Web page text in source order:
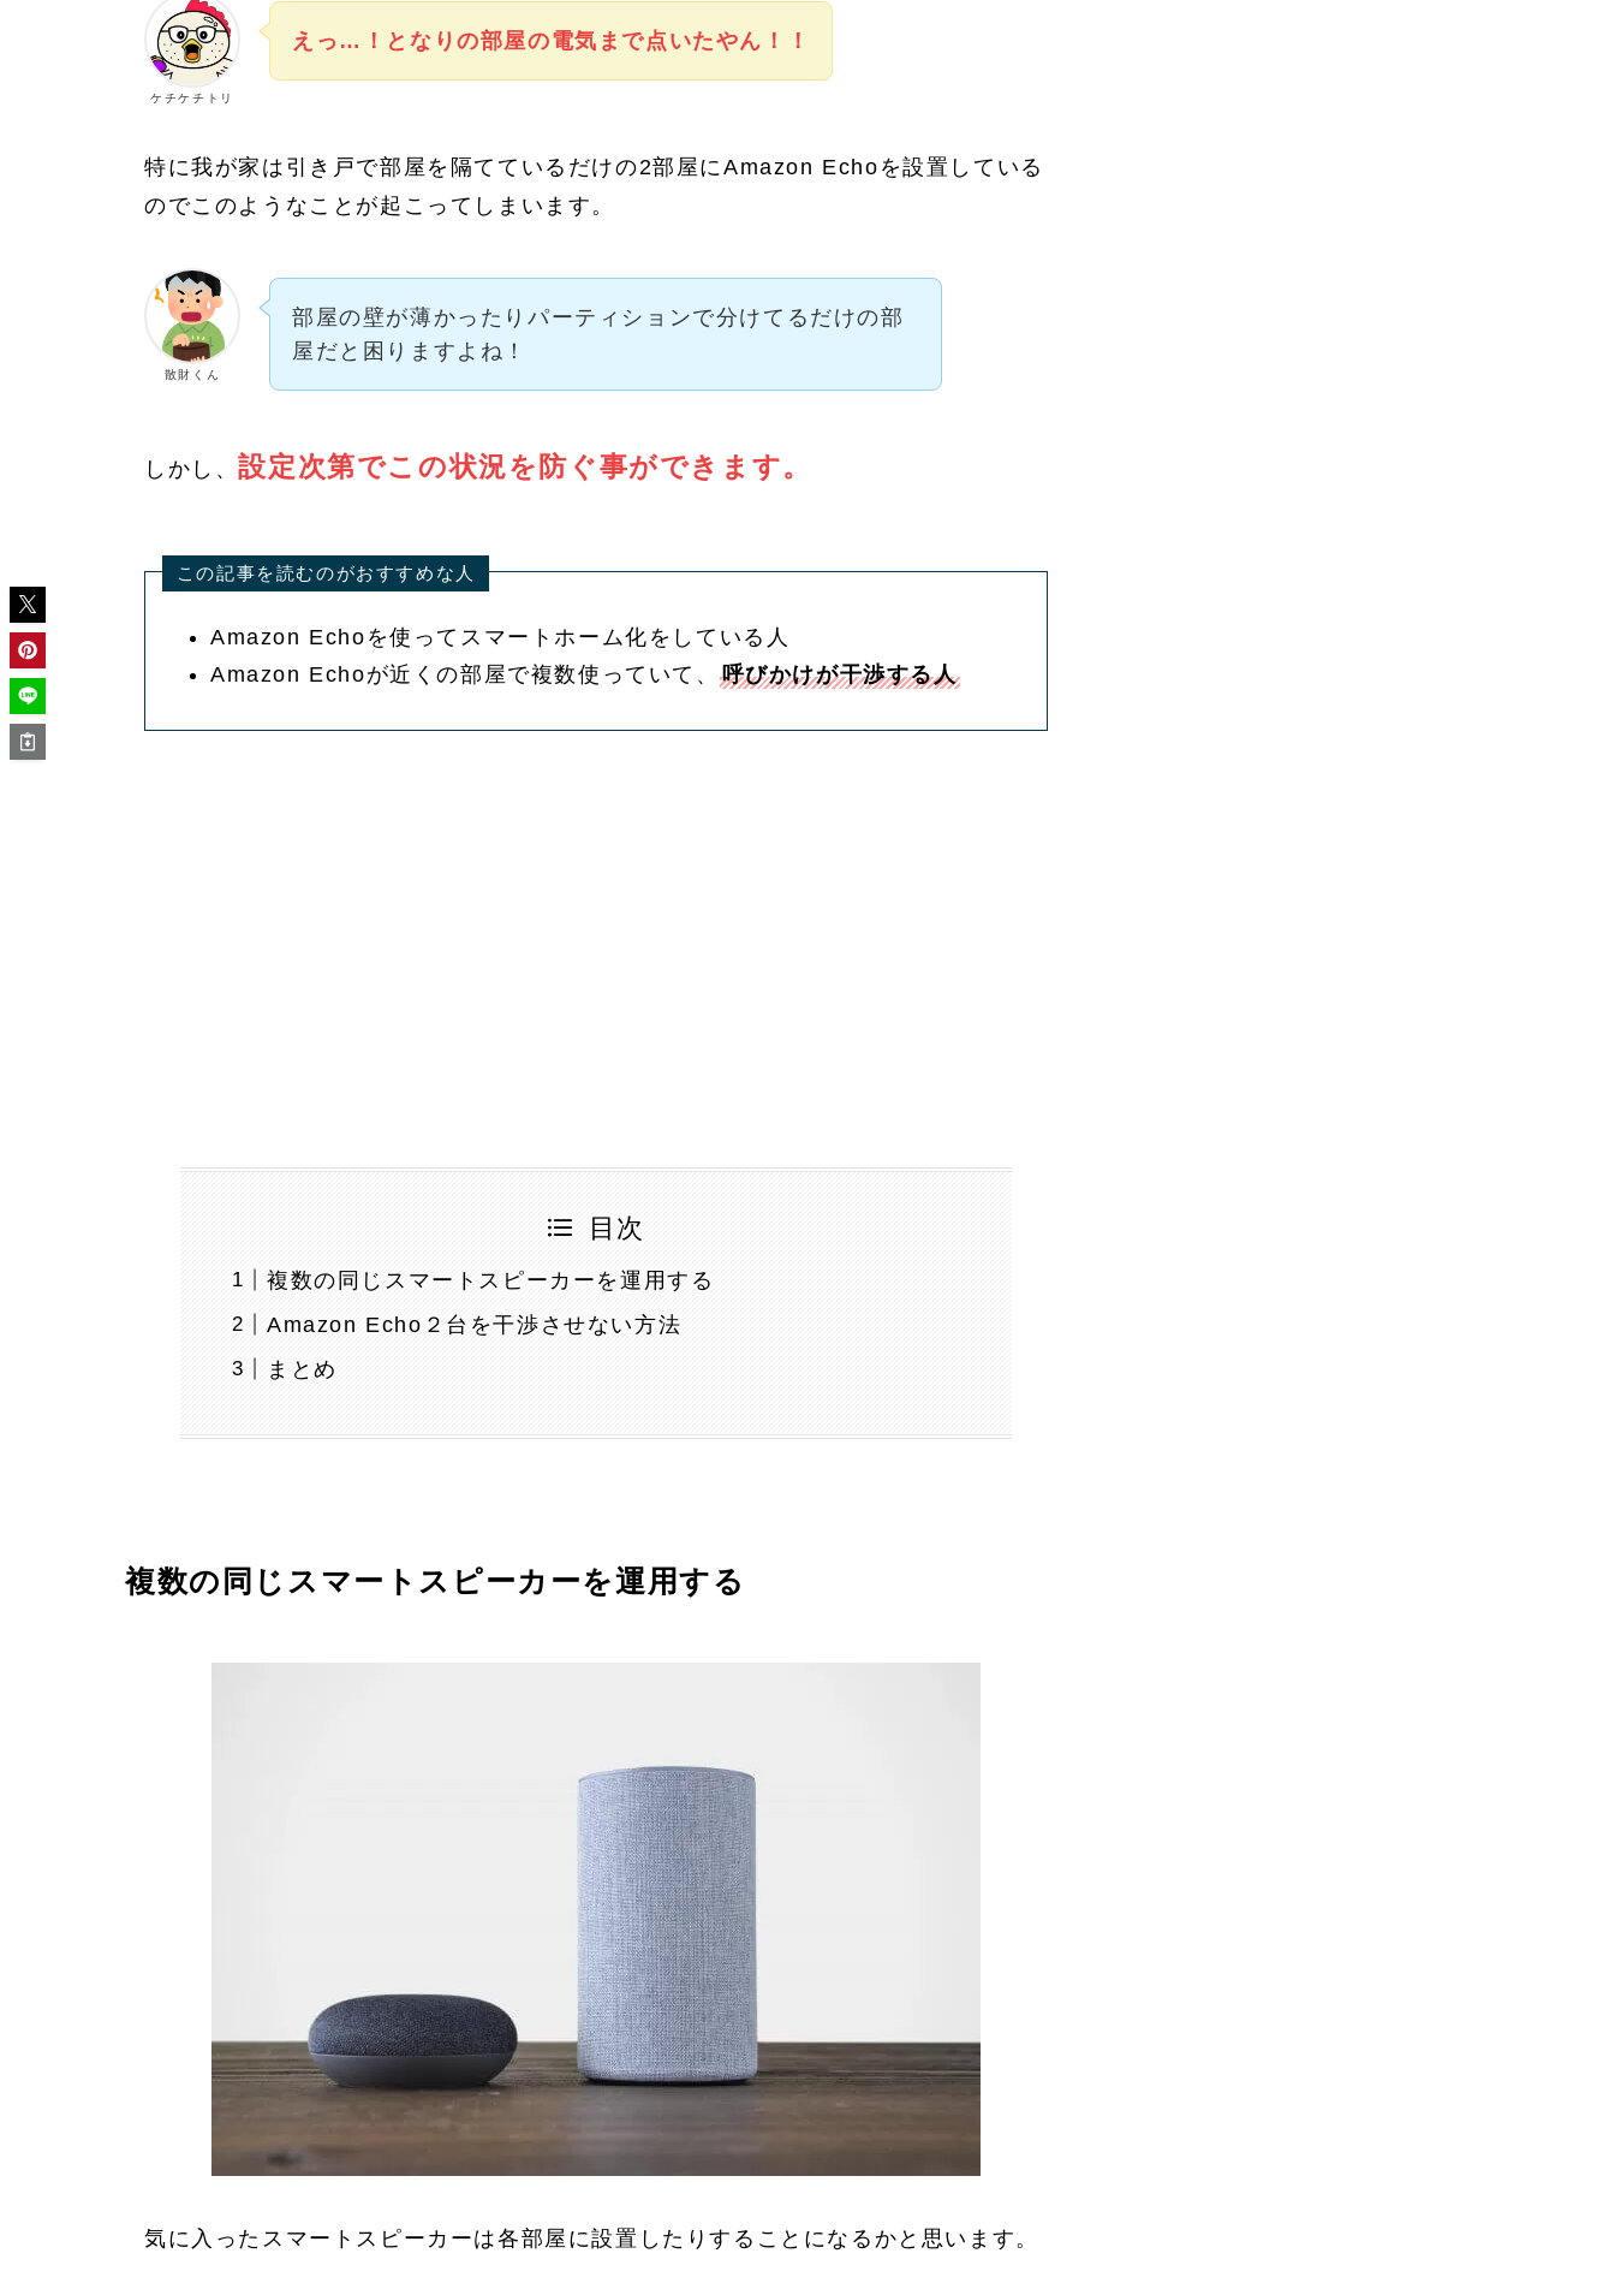
ケチケチトリ
えっ…！となりの部屋の電気まで点いたやん！！
特に我が家は引き戸で部屋を隔てているだけの2部屋にAmazon Echoを設置している
のでこのようなことが起こってしまいます。
散財くん
部屋の壁が薄かったりパーティションで分けてるだけの部
屋だと困りますよね！
しかし、設定次第でこの状況を防ぐ事ができます。
この記事を読むのがおすすめな人
Amazon Echoを使ってスマートホーム化をしている人
Amazon Echoが近くの部屋で複数使っていて、 呼びかけが干渉する人
目次
複数の同じスマートスピーカーを運用する
Amazon Echo２台を干渉させない方法
まとめ
複数の同じスマートスピーカーを運用する
気に入ったスマートスピーカーは各部屋に設置したりすることになるかと思います。